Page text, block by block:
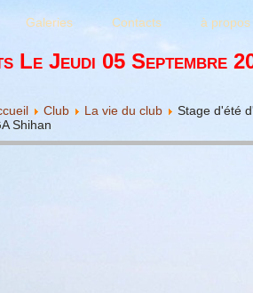
Galeries Contacts à propos
Le Jeudi 05 Septembre
Club La vie du club
Stage d'été
Shihan